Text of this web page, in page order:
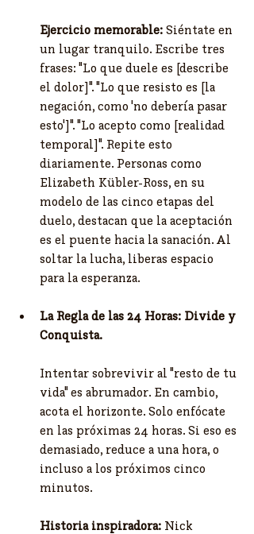
Ejercicio memorable: Siéntate en
un lugar tranquilo. Escribe tres
frases: "Lo que duele es [describe
el dolor]". "Lo que resisto es [la
negación, como 'no debería pasar
esto']". "Lo acepto como [realidad
temporal]". Repite esto
diariamente. Personas como
Elizabeth Kübler-Ross, en su
modelo de las cinco etapas del
duelo, destacan que la aceptación
es el puente hacia la sanación. Al
soltar la lucha, liberas espacio
para la esperanza.
La Regla de las 24 Horas: Divide y
Conquista.
Intentar sobrevivir al "resto de tu
vida" es abrumador. En cambio,
acota el horizonte. Solo enfócate
en las próximas 24 horas. Si eso es
demasiado, reduce a una hora, o
incluso a los próximos cinco
minutos.
Historia inspiradora: Nick